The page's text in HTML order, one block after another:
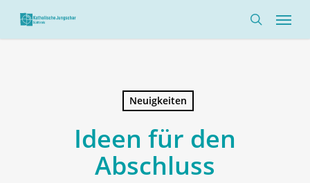
main
Menü
Neuigkeiten
Ideen für den
Abschluss